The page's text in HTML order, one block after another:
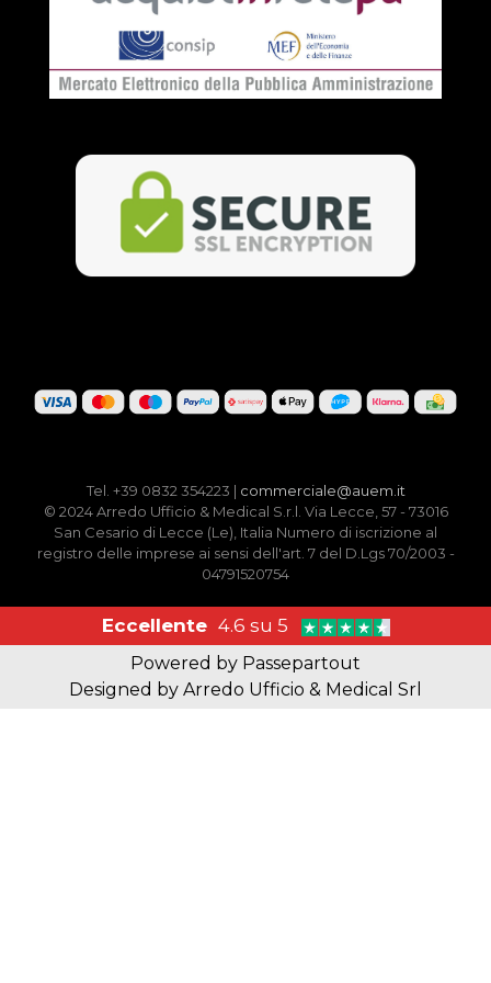
Tel. +39 0832 354223 | commerciale@auem.it
© 2024 Arredo Ufficio & Medical S.r.l. Via Lecce, 57 - 73016
San Cesario di Lecce (Le), Italia Numero di iscrizione al
registro delle imprese ai sensi dell'art. 7 del D.Lgs 70/2003 -
04791520754
Eccellente 4.6 su 5
Powered by Passepartout
Designed by Arredo Ufficio & Medical Srl